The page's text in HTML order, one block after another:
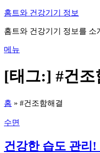
내
으
바
기
홈트와 건강기기 정보
홈트와 건강기기 정보를 소
메뉴
[태그:] #건조
홈 » #건조함해결
수면
건강한 습도 관리!